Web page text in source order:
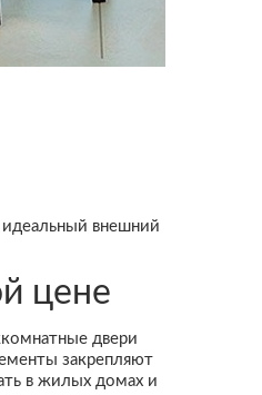
внешний
цене
двери
закрепляют
в жилых домах и